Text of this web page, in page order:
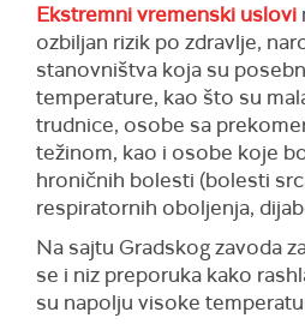
Ekstremni vremenski uslovi
ozbiljan rizik po zdravlje,
stanovništva koja su
temperature, kao što su
trudnice, osobe sa
težinom, kao i osobe koje
hroničnih bolesti (bolesti
respiratornih oboljenja,
Na sajtu Gradskog zavoda
se i niz preporuka kako
su napolju visoke